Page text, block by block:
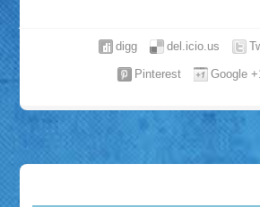
del.icio.us
digg
Google
Pinterest